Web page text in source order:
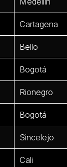
Cartagena
Bello
Bogotá
Rionegro
Bogotá
Sincelejo
Cali